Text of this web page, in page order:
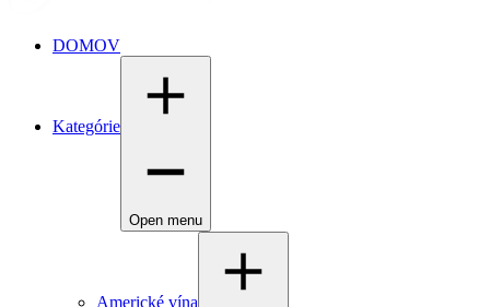
DOMOV
Kategórie
Open menu
Americké vína